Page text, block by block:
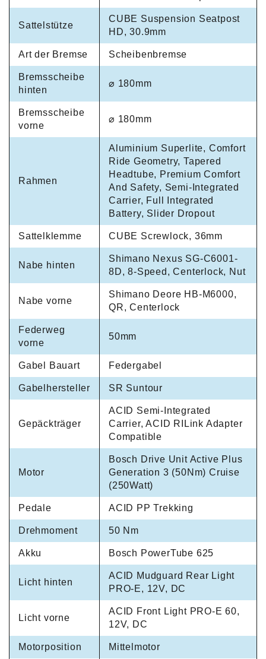
Sattelstütze
CUBE Suspension Seatpost
HD, 30.9mm
Art der Bremse Scheibenbremse
Bremsscheibe
hinten
⌀ 180mm
Bremsscheibe
vorne
⌀ 180mm
Rahmen
Aluminium Superlite, Comfort
Ride Geometry, Tapered
Headtube, Premium Comfort
And Safety, Semi-Integrated
Carrier, Full Integrated
Battery, Slider Dropout
Sattelklemme CUBE Screwlock, 36mm
Nabe hinten
Shimano Nexus SG-C6001-
8D, 8-Speed, Centerlock, Nut
Nabe vorne
Shimano Deore HB-M6000,
QR, Centerlock
Federweg
vorne
50mm
Gabel Bauart Federgabel
Gabelhersteller SR Suntour
Gepäckträger
ACID Semi-Integrated
Carrier, ACID RILink Adapter
Compatible
Motor
Bosch Drive Unit Active Plus
Generation 3 (50Nm) Cruise
(250Watt)
Pedale ACID PP Trekking
Drehmoment 50 Nm
Akku Bosch PowerTube 625
Licht hinten
ACID Mudguard Rear Light
PRO-E, 12V, DC
Licht vorne
ACID Front Light PRO-E 60,
12V, DC
Motorposition Mittelmotor